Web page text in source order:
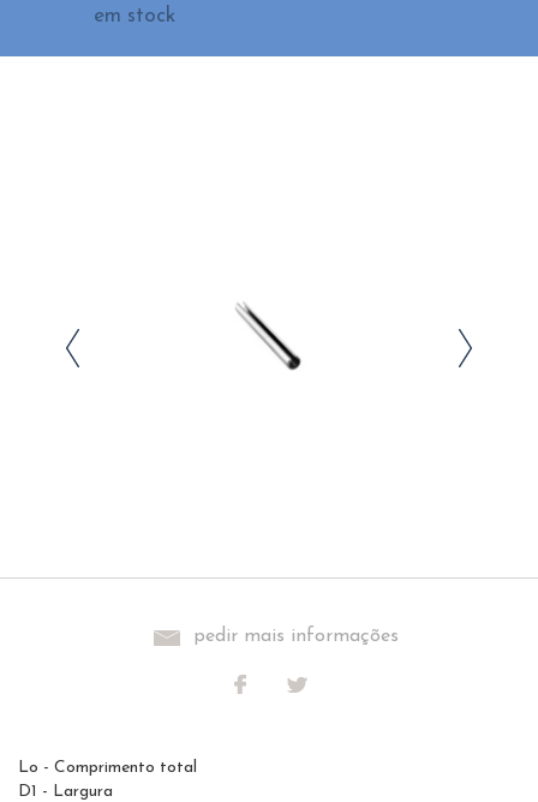
em stock
pedir mais informações
Lo - Comprimento total
D1 - Largura